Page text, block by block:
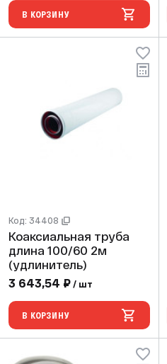
В КОРЗИНУ
Код: 34408
Коаксиальная труба
длина 100/60 2м
(удлинитель)
3 643,54 ₽ / шт
В КОРЗИНУ